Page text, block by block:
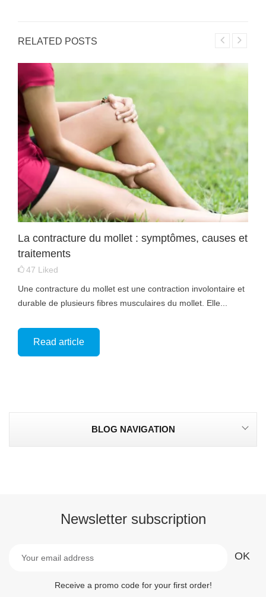
RELATED POSTS
La contracture du mollet : symptômes, causes et
traitements
47 Liked
Une contracture du mollet est une contraction involontaire et
durable de plusieurs fibres musculaires du mollet. Elle...
Read article
BLOG NAVIGATION
Newsletter subscription
Receive a promo code for your first order!